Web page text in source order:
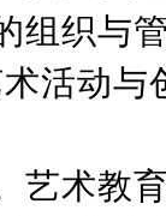
组织与
活动
艺术教